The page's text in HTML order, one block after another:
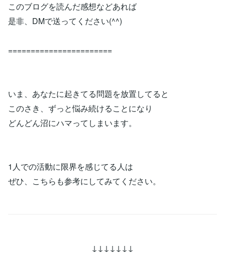
このブログを読んだ感想などあれば
是非、DMで送ってください(^^)
=======================
いま、あなたに起きてる問題を放置してると
このさき、ずっと悩み続けることになり
どんどん沼にハマってしまいます。
1人での活動に限界を感じてる人は
ぜひ、こちらも参考にしてみてください。
↓↓↓↓↓↓↓